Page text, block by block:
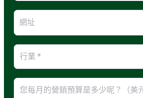
行業 *
您每月的營銷預算是多少呢？（美